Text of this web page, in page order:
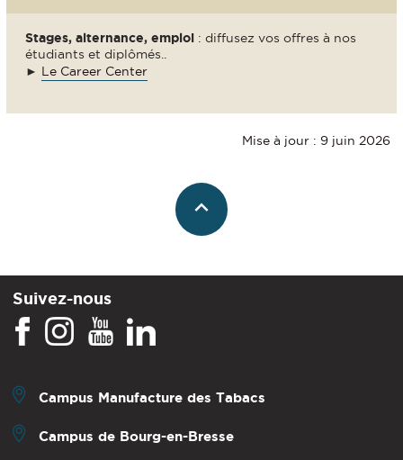
Stages, alternance, emploi : diffusez vos offres à nos
étudiants et diplômés..
► Le Career Center
Mise à jour : 9 juin 2026
Suivez-nous
Campus Manufacture des Tabacs
Campus de Bourg-en-Bresse